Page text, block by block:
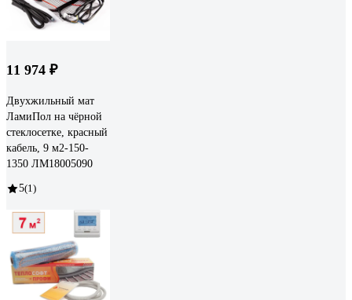
11 974 ₽
Двухжильный мат
ЛамиПол на чёрной
стеклосетке, красный
кабель, 9 м2-150-
1350 ЛМ18005090
5(1)